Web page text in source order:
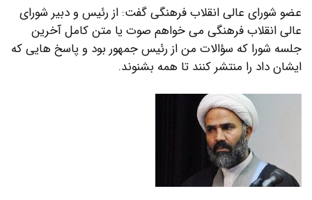
عضو شورای عالی انقلاب فرهنگی گفت: از رئیس و دبیر شورای
عالی انقلاب فرهنگی می خواهم صوت یا متن کامل آخرین
جلسه شورا که سؤالات من از رئیس جمهور بود و پاسخ هایی که
ایشان داد را منتشر کنند تا همه بشنوند.